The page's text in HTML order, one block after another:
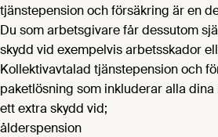
tjänstepension och försäkring är en
Du som arbetsgivare får dessutom
skydd vid exempelvis arbetsskador
Kollektivavtalad tjänstepension och
paketlösning som inkluderar alla
ett extra skydd vid;
ålderspension